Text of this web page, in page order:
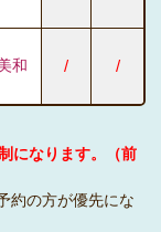
和 / /
になります。（前
約の方が優先にな